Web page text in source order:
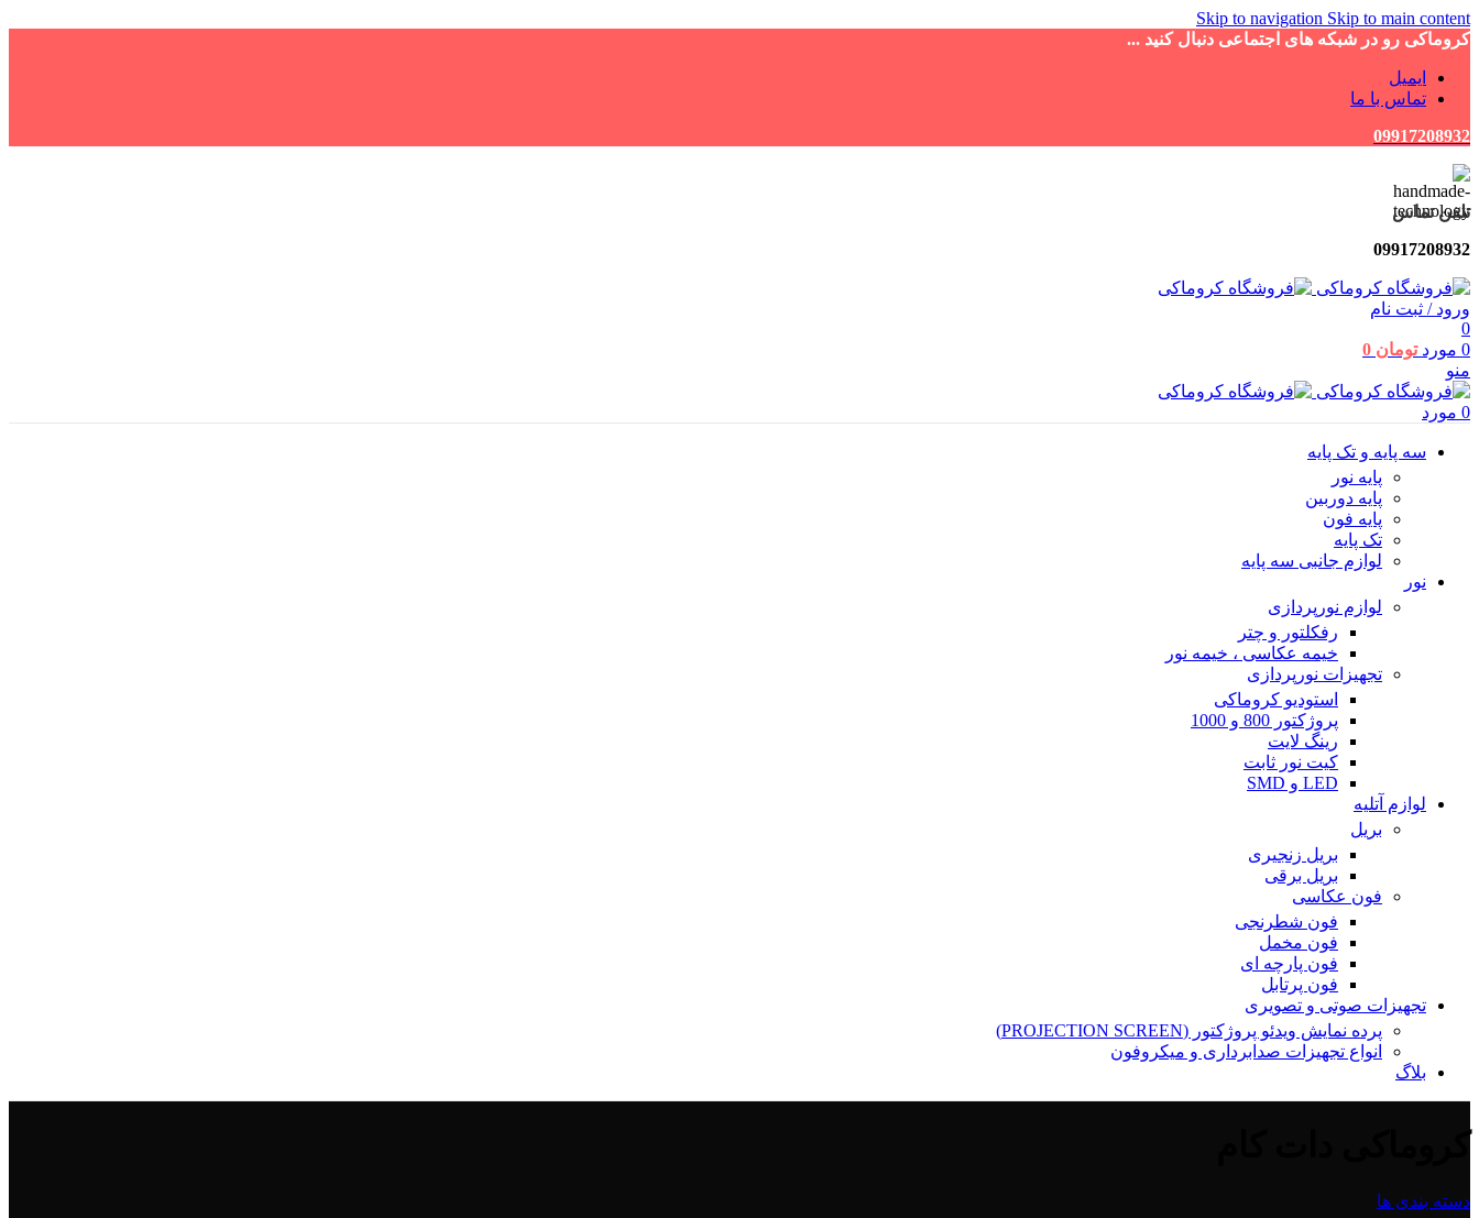
Skip to navigation Skip to main content
کروماکی رو در شبکه های اجتماعی دنبال کنید ...
ایمیل
تماس با ما
09917208932
تلفن تماس
09917208932
ورود / ثبت نام
0
0 مورد تومان
منو
0 مورد
سه پایه و تک پایه
پایه نور
پایه دوربین
پایه فون
تک پایه
لوازم جانبی سه پایه
نور
لوازم نورپردازی
رفکلتور و چتر
خیمه عکاسی ، خیمه نور
تجهیزات نورپردازی
استودیو کروماکی
پروژکتور 800 و 1000
رینگ لایت
کیت نور ثابت
LED و SMD
لوازم آتلیه
بریل
بریل زنجیری
بریل برقی
فون عکاسی
فون شطرنجی
فون مخمل
فون پارچه ای
فون پرتابل
تجهیزات صوتی و تصویری
پرده نمایش ویدئو پروژکتور (PROJECTION SCREEN)
انواع تجهیزات صدابرداری و میکروفون
بلاگ
دسته بندی ها